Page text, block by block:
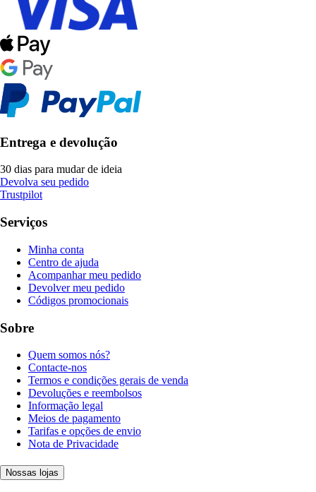
Entrega e devolução
30 dias para mudar de ideia
Devolva seu pedido
Trustpilot
Serviços
Minha conta
Centro de ajuda
Acompanhar meu pedido
Devolver meu pedido
Códigos promocionais
Sobre
Quem somos nós?
Contacte-nos
Termos e condições gerais de venda
Devoluções e reembolsos
Informação legal
Meios de pagamento
Tarifas e opções de envio
Nota de Privacidade
Nossas lojas